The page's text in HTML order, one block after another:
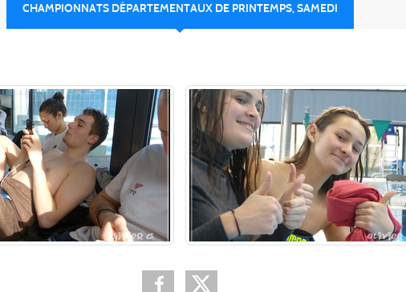
CHAMPIONNATS DÉPARTEMENTAUX DE PRINTEMPS, SAMEDI